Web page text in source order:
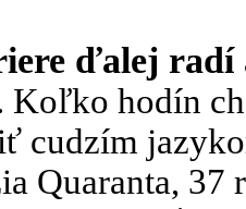
ďalej radí
Koľko hodín
cudzím
Quaranta, 37